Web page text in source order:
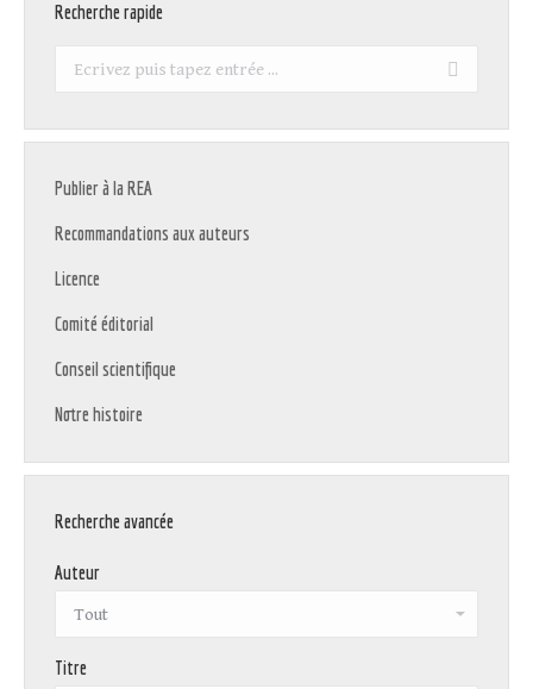
Recherche rapide
Recherche
Publier à la REA
Recommandations aux auteurs
Licence
Comité éditorial
Conseil scientifique
Notre histoire
Recherche avancée
Auteur
Titre